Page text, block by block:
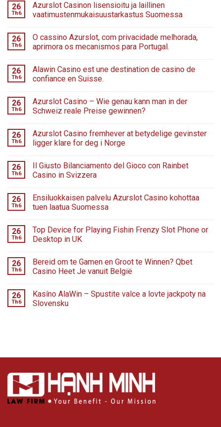
26
Th6
Azurslot Casinon lisensioitu ja laillinen
vaatimustenmukaisuustarkastus Suomessa
26
Th6
O cassino Azurslot, com privacidade melhorada,
aprimora os mecanismos para Portugal.
26
Th6
Alawin Casino est une destination de casino de
confiance en Suisse.
26
Th6
Azurslot Casino – Wie genau kann man in der
Schweiz reale Preise gewinnen?
26
Th6
Azurslot Casino fremhever at betydelige gevinster
ligger klare for deg i Norge
26
Th6
Il Giusto Bilanciamento del Gioco con Rainbet
Casino in Svizzera
26
Th6
Ensiluokkaisen palvelu Azurslot Casino kohottaa
tuen laatua Suomessa
26
Th6
Top Device for Playing Fishin Frenzy Slot Phone or
Desktop in UK
26
Th6
Bereid om te Gamen en Groot te Winnen? Qbet
Casino Heet Je vanuit België
26
Th6
Kasíno AlaWin – Spustite valce a lovte jackpoty na
Slovensku